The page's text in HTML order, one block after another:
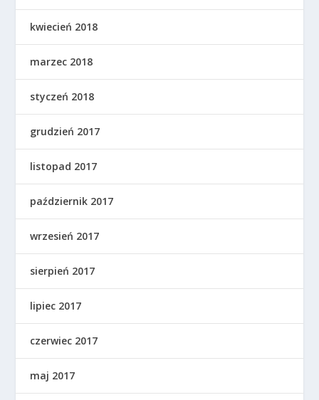
kwiecień 2018
marzec 2018
styczeń 2018
grudzień 2017
listopad 2017
październik 2017
wrzesień 2017
sierpień 2017
lipiec 2017
czerwiec 2017
maj 2017